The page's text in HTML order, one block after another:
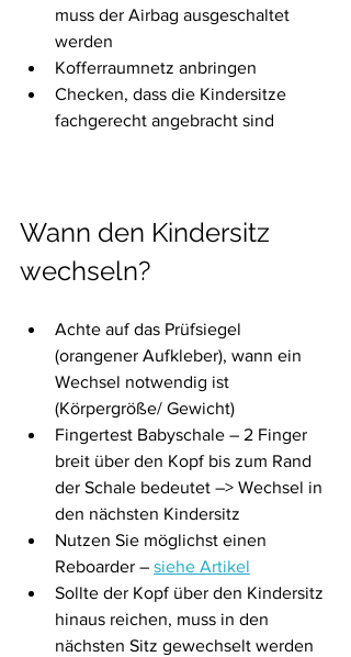
muss der Airbag ausgeschaltet
werden
Kofferraumnetz anbringen
Checken, dass die Kindersitze
fachgerecht angebracht sind
Wann den Kindersitz
wechseln?
Achte auf das Prüfsiegel
(orangener Aufkleber), wann ein
Wechsel notwendig ist
(Körpergröße/ Gewicht)
Fingertest Babyschale – 2 Finger
breit über den Kopf bis zum Rand
der Schale bedeutet –> Wechsel in
den nächsten Kindersitz
Nutzen Sie möglichst einen
Reboarder – siehe Artikel
Sollte der Kopf über den Kindersitz
hinaus reichen, muss in den
nächsten Sitz gewechselt werden